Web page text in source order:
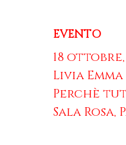
EVENTO
18 ottobre,
Livia
Perchè
Sala Rosa,